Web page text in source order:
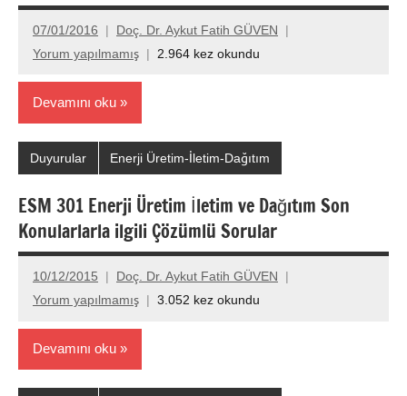
07/01/2016
Doç. Dr. Aykut Fatih GÜVEN
Yorum yapılmamış
2.964 kez okundu
Devamını oku
Duyurular Enerji Üretim-İletim-Dağıtım
ESM 301 Enerji Üretim İletim ve Dağıtım Son
Konularlarla ilgili Çözümlü Sorular
10/12/2015
Doç. Dr. Aykut Fatih GÜVEN
Yorum yapılmamış
3.052 kez okundu
Devamını oku